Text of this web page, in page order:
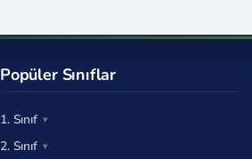
Popüler Sınıflar
1. Sınıf
2. Sınıf